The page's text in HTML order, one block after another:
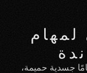
جسدية حميمة،